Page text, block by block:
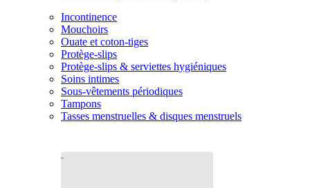
Incontinence
Mouchoirs
Ouate et coton-tiges
Protège-slips
Protège-slips & serviettes hygiéniques
Soins intimes
Sous-vêtements périodiques
Tampons
Tasses menstruelles & disques menstruels